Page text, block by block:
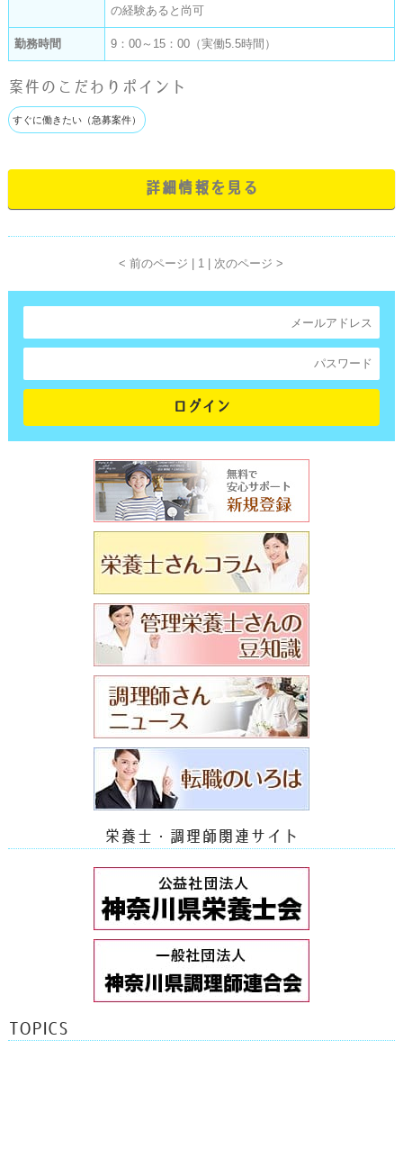
の経験あると尚可
勤務時間 9：00～15：00（実働5.5時間）
案件のこだわりポイント
すぐに働きたい（急募案件）
詳細情報を見る
< 前のページ 1 | 次のページ >
栄養士・調理師関連サイト
TOPICS